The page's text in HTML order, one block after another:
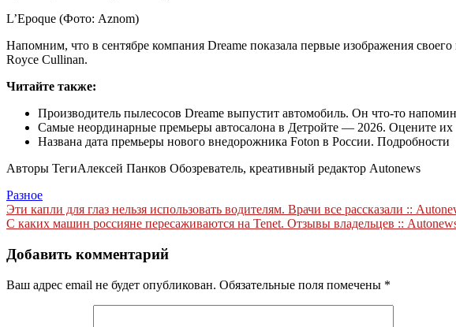
L’Epoque (Фото: Aznom)
Напомним, что в сентябре компания Dreame показала первые изображения
Royce Cullinan.
Читайте также:
Производитель пылесосов Dreame выпустит автомобиль. Он что-то
Самые неординарные премьеры автосалона в Детройте — 2026. Оцените их
Названа дата премьеры нового внедорожника Foton в России. Подробности
Авторы ТегиАлексей Панков Обозреватель, креативный редактор Autonews
Разное
Навигация
по
записям
Эти капли для глаз нельзя использовать водителям. Врачи все рассказали ::
С каких машин россияне пересаживаются на Tenet. Отзывы владельцев ::
Добавить комментарий
Ваш адрес email не будет опубликован. Обязательные поля помечены *